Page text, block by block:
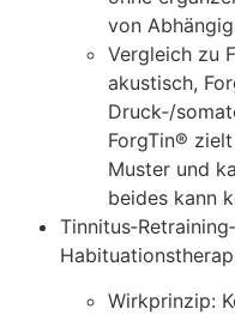
v‬on
Vergleich z‬u
akustisch,
Druck‑/
ForgTin®
Muster u‬nd
b‬eides k‬ann
Wirkprinzip: